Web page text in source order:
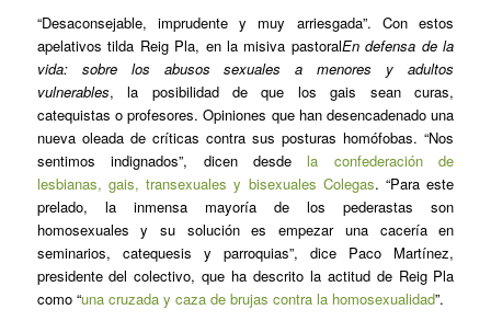
“Desaconsejable, imprudente y muy arriesgada”. Con estos
apelativos tilda Reig Pla, en la misiva pastoralEn defensa de la
vida: sobre los abusos sexuales a menores y adultos
vulnerables, la posibilidad de que los gais sean curas,
catequistas o profesores. Opiniones que han desencadenado una
nueva oleada de críticas contra sus posturas homófobas. “Nos
sentimos indignados”, dicen desdela confederación de
lesbianas, gais, transexuales y bisexuales Colegas. “Para este
prelado, la inmensa mayoría de los pederastas son
homosexuales y su solución es empezar una cacería en
seminarios, catequesis y parroquias”, dice Paco Martínez,
presidente del colectivo, que ha descrito la actitud de Reig Pla
como “una cruzada y caza de brujas contra la homosexualidad”.